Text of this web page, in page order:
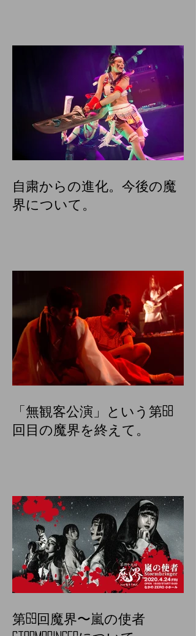
自粛からの進化。今後の魔
界について。
「無観客公演」という第68
回目の魔界を終えて。
第69回魔界〜嵐の使者